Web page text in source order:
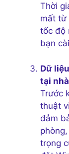
Thời
mất từ
tốc độ
bạn
Dữ
tại
Trước
thuật
đảm
trọng